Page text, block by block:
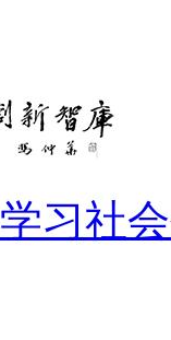
学习社